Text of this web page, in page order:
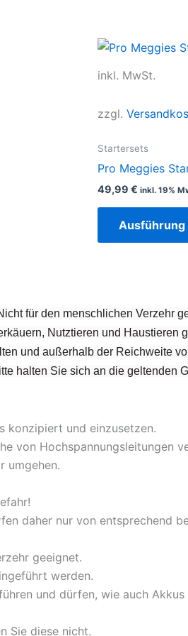
inkl. MwSt.
zzgl.
Startersets
Pro Meggies
49,99€ inkl. 19%
Ausführung
für den menschlichen Verzehr
Nutztieren und Haustieren
und außerhalb der Reichweite
halten Sie sich an die geltenden
konzipiert und einzusetzen.
von Hochspannungsleitungen
umgehen.
daher nur von entsprechend
geeignet.
werden.
und dürfen, wie auch
Sie diese nicht.